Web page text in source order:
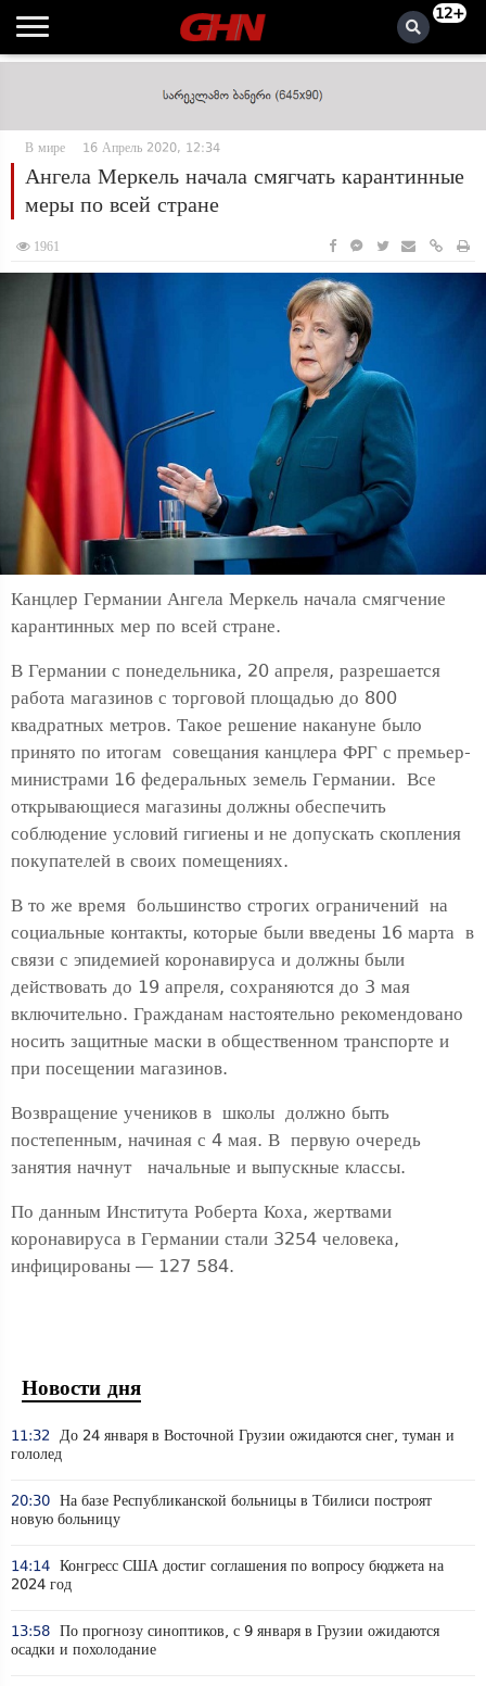
12+
В мире 16 Апрель 2020, 12:34
Ангела Меркель начала смягчать карантинные
меры по всей стране
1961
Канцлер Германии Ангела Меркель начала смягчение
карантинных мер по всей стране.
В Германии с понедельника, 20 апреля, разрешается
работа магазинов с торговой площадью до 800
квадратных метров. Такое решение накануне было
принято по итогам совещания канцлера ФРГ с премьер-
министрами 16 федеральных земель Германии. Все
открывающиеся магазины должны обеспечить
соблюдение условий гигиены и не допускать скопления
покупателей в своих помещениях.
В то же время большинство строгих ограничений на
социальные контакты, которые были введены 16 марта в
связи с эпидемией коронавируса и должны были
действовать до 19 апреля, сохраняются до 3 мая
включительно. Гражданам настоятельно рекомендовано
носить защитные маски в общественном транспорте и
при посещении магазинов.
Возвращение учеников в школы должно быть
постепенным, начиная с 4 мая. В первую очередь
занятия начнут начальные и выпускные классы.
По данным Института Роберта Коха, жертвами
коронавируса в Германии стали 3254 человека,
инфицированы — 127 584.
Новости дня
11:32
До 24 января в Восточной Грузии ожидаются снег, туман и
гололед
20:30 На базе Республиканской больницы в Тбилиси построят
новую больницу
14:14 Конгресс США достиг соглашения по вопросу бюджета на
2024 год
13:58 По прогнозу синоптиков, с 9 января в Грузии ожидаются
осадки и похолодание